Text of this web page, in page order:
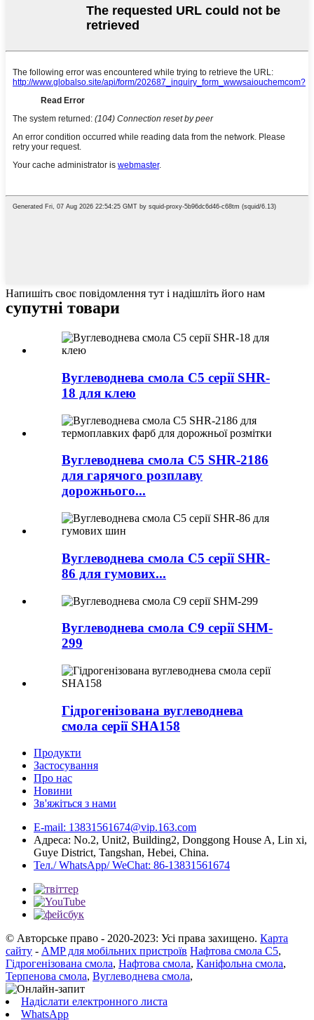
Напишіть своє повідомлення тут і надішліть його нам
супутні товари
Вуглеводнева смола C5 серії SHR-
18 для клею
Вуглеводнева смола C5 SHR-2186
для гарячого розплаву
дорожнього...
Вуглеводнева смола C5 серії SHR-
86 для гумових...
Вуглеводнева смола C9 серії SHM-
299
Гідрогенізована вуглеводнева
смола серії SHA158
Продукти
Застосування
Про нас
Новини
Зв'яжіться з нами
E-mail: 13831561674@vip.163.com
Адреса: No.2, Unit2, Building2, Donggong House A, Lin xi,
Guye District, Tangshan, Hebei, China.
Тел./ WhatsApp/ WeChat: 86-13831561674
© Авторське право - 2020-2023: Усі права захищено. Карта
сайту - AMP для мобільних пристроїв Нафтова смола C5,
Гідрогенізована смола, Нафтова смола, Каніфольна смола,
Терпенова смола, Вуглеводнева смола,
Надіслати електронного листа
WhatsApp